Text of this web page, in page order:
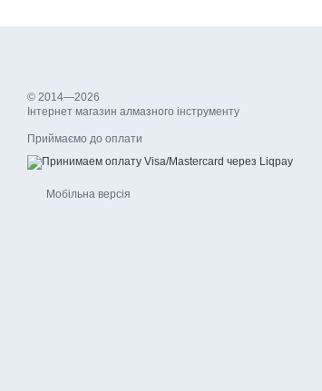
© 2014—2026
Інтернет магазин алмазного інструменту
Приймаємо до оплати
Мобільна версія